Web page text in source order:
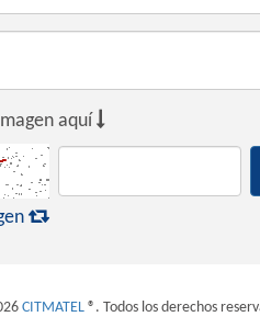
aquí 

CITMATEL®. Todos los derechos